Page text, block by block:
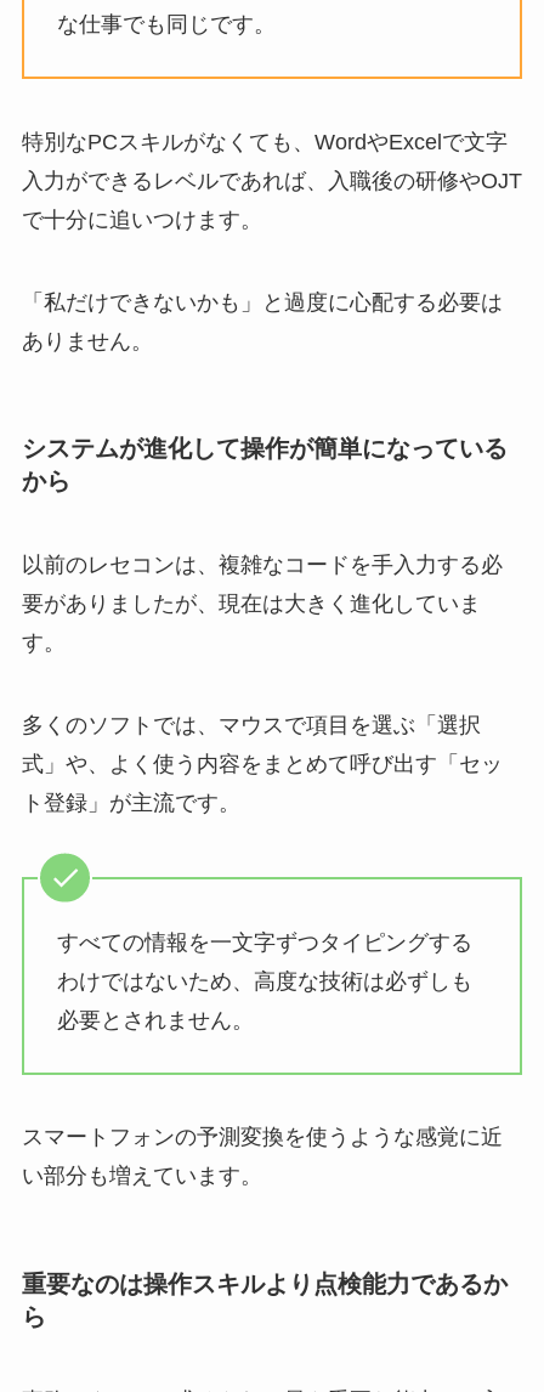
な仕事でも同じです。
特別なPCスキルがなくても、WordやExcelで文字
入力ができるレベルであれば、入職後の研修やOJT
で十分に追いつけます。
「私だけできないかも」と過度に心配する必要は
ありません。
システムが進化して操作が簡単になっている
から
以前のレセコンは、複雑なコードを手入力する必
要がありましたが、現在は大きく進化していま
す。
多くのソフトでは、マウスで項目を選ぶ「選択
式」や、よく使う内容をまとめて呼び出す「セッ
ト登録」が主流です。
すべての情報を一文字ずつタイピングする
わけではないため、高度な技術は必ずしも
必要とされません。
スマートフォンの予測変換を使うような感覚に近
い部分も増えています。
重要なのは操作スキルより点検能力であるか
ら